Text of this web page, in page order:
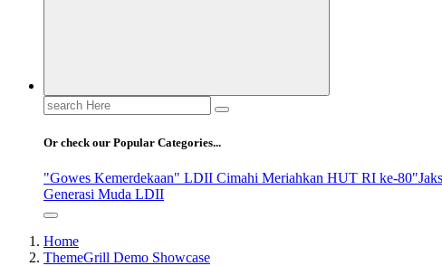
Search
for:
Or check our Popular Categories...
"Gowes Kemerdekaan" LDII Cimahi Meriahkan HUT RI ke-80
Generasi Muda LDII
Home
ThemeGrill Demo Showcase